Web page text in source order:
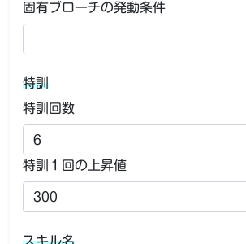
固有ブローチの発動条件
特訓
特訓回数
特訓１回の上昇値
スキル名